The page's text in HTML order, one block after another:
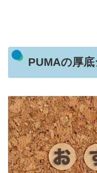
PUMAの厚